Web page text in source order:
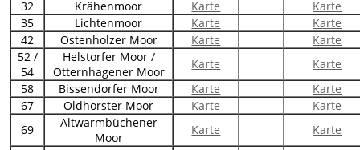
32
Krähenmoor Karte
Karte
35
Lichtenmoor Karte
Karte
42
Ostenholzer Moor Karte
Karte
52 /
54
Helstorfer Moor /
Otternhagener Moor
Karte
Karte
58
Bissendorfer Moor Karte
Karte
67
Oldhorster Moor Karte
Karte
69
Altwarmbüchener
Moor
Karte
Karte